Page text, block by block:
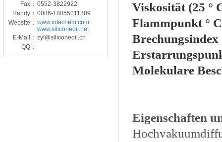
Fax： 0552-3822922
Handy： 0086-18055211309
Website： www.iotachem.com
www.siliconeoil.net
E-Mail： zyf@siliconeoil.cn
QQ：
Viskosität (25 °
Flammpunkt °
Molekulare
Eigenschaften